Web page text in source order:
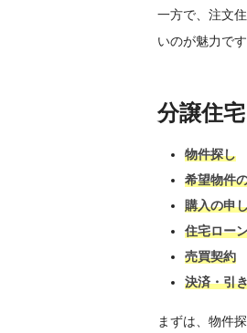
一方で、注文
いのが魅力で
分譲住
物件探し
希望物件
購入の申
住宅ロー
売買契約
決済・引
まずは、物件